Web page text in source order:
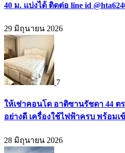
40 ม. แบ่งได้ ติดต่อ line id
29 มิถุนายน 2026
7
ให้เช่าคอนโด อาติซานรัชดา 44 ต
อย่างดี เครื่องใช้ไฟฟ้าครบ พร้อมเข้
28 มิถุนายน 2026